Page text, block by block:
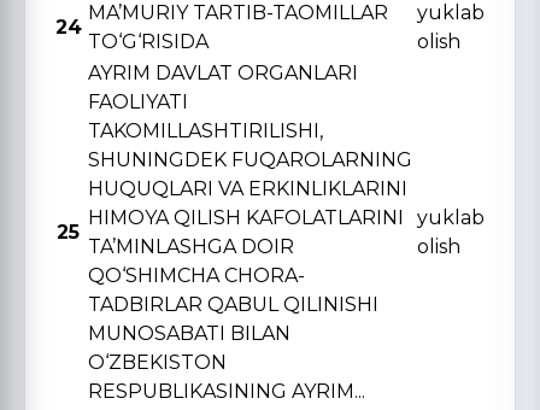
24
MA’MURIY TARTIB-TAOMILLAR
TO‘G‘RISIDA
yuklab
olish
25
AYRIM DAVLAT ORGANLARI
FAOLIYATI
TAKOMILLASHTIRILISHI,
SHUNINGDЕK FUQAROLARNING
HUQUQLARI VA ERKINLIKLARINI
HIMOYA QILISH KAFOLATLARINI
TA’MINLASHGA DOIR
QO‘SHIMCHA CHORA-
TADBIRLAR QABUL QILINISHI
MUNOSABATI BILAN
O‘ZBЕKISTON
RЕSPUBLIKASINING AYRIM...
yuklab
olish